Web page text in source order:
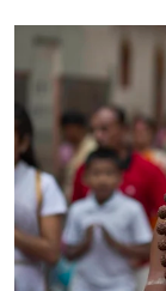
genossenschaft
epaper login